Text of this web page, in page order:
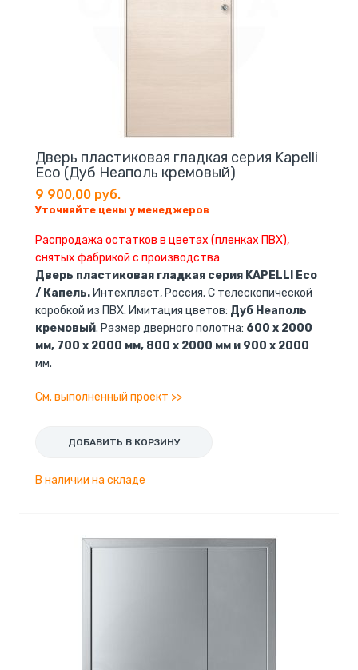
Дверь пластиковая гладкая серия Kapelli
Eco (Дуб Неаполь кремовый)
9 900,00 руб.
Уточняйте цены у менеджеров
Распродажа остатков в цветах (пленках ПВХ),
снятых фабрикой с производства
Дверь пластиковая гладкая серия KAPELLI Eco
/ Капель. Интехпласт, Россия. С телескопической
коробкой из ПВХ. Имитация цветов: Дуб Неаполь
кремовый. Размер дверного полотна: 600 x 2000
мм, 700 x 2000 мм, 800 x 2000 мм и 900 x 2000
мм.
См. выполненный проект >>
ДОБАВИТЬ В КОРЗИНУ
В наличии на складе